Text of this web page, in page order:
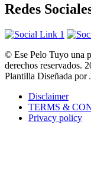
Redes
© Ese Pelo Tuyo una
derechos reservados.
Plantilla Diseñada por
Disclaimer
TERMS &
Privacy policy